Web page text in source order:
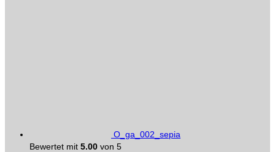
O_ga_002_sepia
Bewertet mit 5.00 von 5